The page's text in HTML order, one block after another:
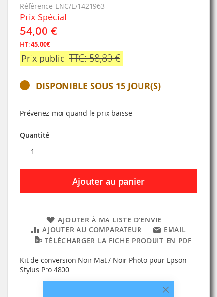
Référence ENC/E/1421963
Prix Spécial
54,00 €
HT:45,00€
Prix public TTC: 58,80 €
DISPONIBLE SOUS 15 JOUR(S)
Prévenez-moi quand le prix baisse
Quantité
Ajouter au panier
AJOUTER À MA LISTE D’ENVIE
AJOUTER AU COMPARATEUR
EMAIL
TÉLÉCHARGER LA FICHE PRODUIT EN PDF
Kit de conversion Noir Mat / Noir Photo pour Epson
Stylus Pro 4800